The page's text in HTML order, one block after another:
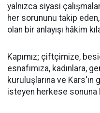
yalnızca siyasi
her sorununu takip
olan bir anlayışı hâkim
Kapımız; çiftçimize,
esnafımıza, kadınlara,
kuruluşlarına ve
isteyen herkese sonuna